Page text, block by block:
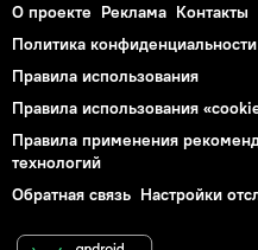
О проекте Реклама Контакты
Политика конфиденциальности
Правила использования
Правила использования
Правила применения
технологий
Обратная связь Настройки